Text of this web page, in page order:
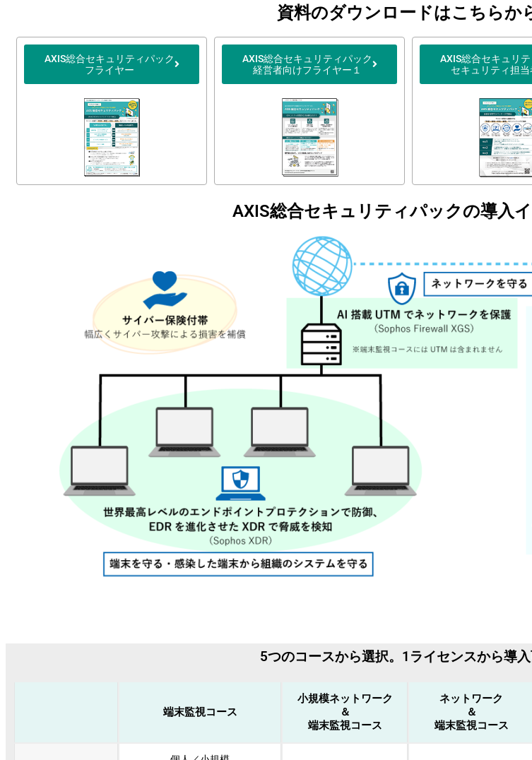
資料のダウンロードはこちらか
AXIS総合セキュリティパック
フライヤー
AXIS総合セキュリティパック
経営者向けフライヤー１
AXIS総合セキュリ
セキュリティ担当
AXIS総合セキュリティパックの導入
5つのコースから選択。1ライセンスから導
端末監視コース
小規模ネットワーク
＆
端末監視コース
ネットワーク
＆
端末監視コース